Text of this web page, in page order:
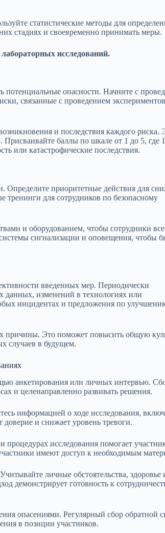
статистические методы для
стадиях и своевременно принимать меры.
исследований.
потенциальные опасности. Начните с
связанные с проведением
и последствия каждого риска.
баллы по шкале от 1 до 5, где
или катастрофические последствия.
Определите приоритетные действия для
тренинги для сотрудников по безопасному
и оборудованием, чтобы сотрудники
сигнализации и оповещения, чтобы
введенных мер. Периодически
данных, изменений в технологиях или
инцидентах и предложения по
причины. Это поможет повысить общую
случаев в будущем.
анкетирования или личных интервью.
и целенаправленно развивать решения.
информацией о ходе исследования,
и снижает уровень тревоги.
исследования помогает
имеют доступ к необходимым
личные обстоятельства, здоровье
демонстрирует готовность к
опасениями. Регулярный сбор обратной
в позиции участников.